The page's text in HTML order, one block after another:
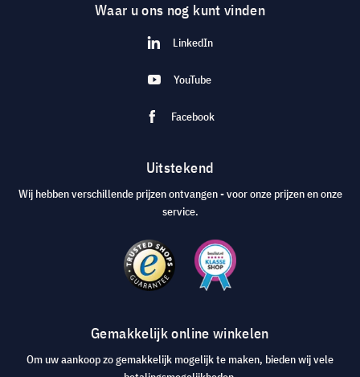
Waar u ons nog kunt vinden
LinkedIn
YouTube
Facebook
Uitstekend
Wij hebben verschillende prijzen ontvangen - voor onze prijzen en onze
service.
Gemakkelijk online winkelen
Om uw aankoop zo gemakkelijk mogelijk te maken, bieden wij vele